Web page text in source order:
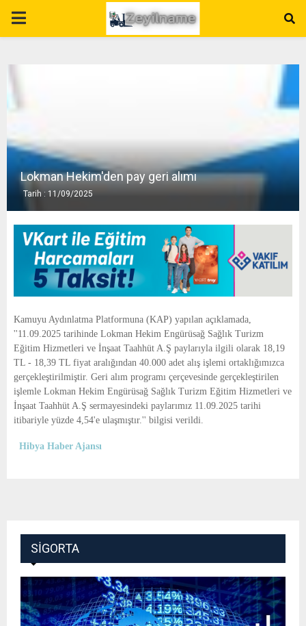
P
A
E
N
U
Lokman Hekim'den pay geri alımı
Tarih : 11/09/2025
Kamuyu Aydınlatma Platformuna (KAP) yapılan açıklamada,
''11.09.2025 tarihinde Lokman Hekim Engürüsağ Sağlık Turizm
Eğitim Hizmetleri ve İnşaat Taahhüt A.Ş paylarıyla ilgili olarak 18,19
TL - 18,39 TL fiyat aralığından 40.000 adet alış işlemi ortaklığımızca
gerçekleştirilmiştir. Geri alım programı çerçevesinde gerçekleştirilen
işlemle Lokman Hekim Engürüsağ Sağlık Turizm Eğitim Hizmetleri ve
İnşaat Taahhüt A.Ş sermayesindeki paylarımız 11.09.2025 tarihi
itibariyle yüzde 4,54'e ulaşmıştır.'' bilgisi verildi.
Hibya Haber Ajansı
SIGORTA